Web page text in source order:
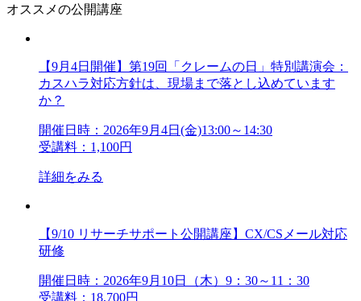
オススメの公開講座
【9月4日開催】第19回「クレームの日」特別講演会：
カスハラ対応方針は、現場まで落とし込めています
か？
開催日時：2026年9月4日(金)13:00～14:30
受講料：1,100円
詳細をみる
【9/10 リサーチサポート公開講座】CX/CSメール対応
研修
開催日時：2026年9月10日（木）9：30～11：30
受講料：18,700円